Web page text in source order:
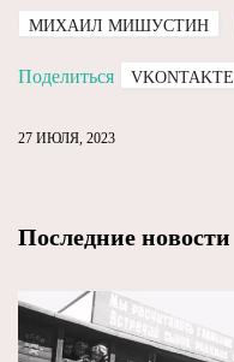
МИХАИЛ МИШУСТИН
Поделиться VKONTAKTE
27 ИЮЛЯ, 2023
Последние новости